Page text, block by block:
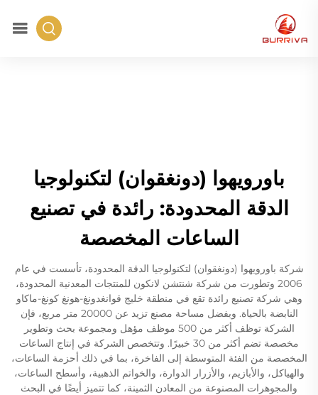
باورويهوا (دونغقوان) لتكنولوجيا
الدقة المحدودة: رائدة في تصنيع
الساعات المخصصة
شركة باورويهوا (دونغقوان) لتكنولوجيا الدقة المحدودة، تأسست في عام
2006 وتطورت من شركة شنتشن لانكون للمنتجات المعدنية المحدودة،
وهي شركة تصنيع رائدة تقع في منطقة خليج قوانغدونغ-هونغ كونغ-ماكاو
النابضة بالحياة. وبفضل مساحة مصنع تزيد عن 20000 متر مربع، فإن
الشركة توظف أكثر من 500 موظف مؤهل ومجموعة بحث وتطوير
مخصصة تضم أكثر من 30 خبيرًا. وتتخصص الشركة في إنتاج الساعات
المخصصة من الفئة المتوسطة إلى الفاخرة، بما في ذلك أحزمة الساعات،
والهياكل، والأبازيم، والأزرار الدوارة، والخواتم الذهبية، وأسطح الساعات،
والمجوهرات المصنوعة من المعادن الثمينة، كما تتميز أيضًا في البحث